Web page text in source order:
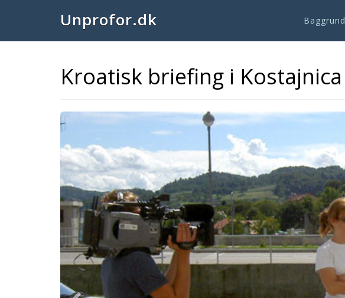
Unprofor.dk Baggrund
Kroatisk briefing i Kostajnica
Previous